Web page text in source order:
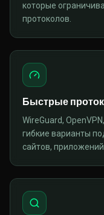
которые
протоколов.
Быстрые
WireGuard,
гибкие варианты
сайтов,